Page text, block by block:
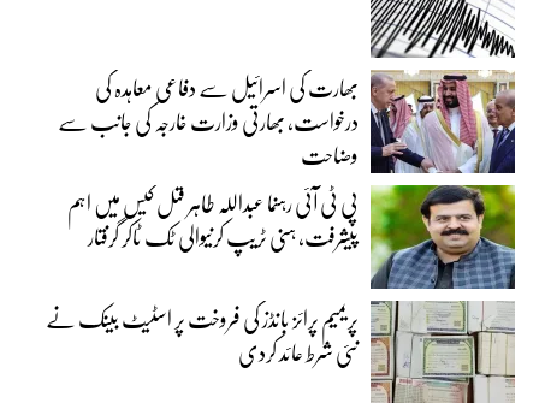
بھارت کی اسرائیل سے دفاعی معاہدہ کی
درخواست، بھارتی وزارت خارجہ کی جانب سے
وضاحت
پی ٹی آئی رہنما عبداللہ طاہر قتل کیس میں اہم
پیشرفت، ہنی ٹریپ کرنیوالی ٹک ٹاکر گرفتار
پریمیم پرائز بانڈز کی فروخت پر اسٹیٹ بینک نے
نئی شرط عائد کردی